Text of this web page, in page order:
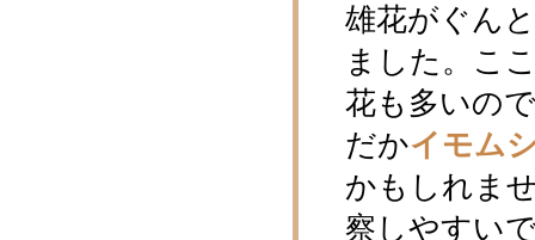
雄花がぐん
ました。こ
花も多いの
だかイモム
かもしれま
察しやすい